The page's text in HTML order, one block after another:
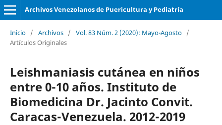
Archivos Venezolanos de Puericultura y Pediatría
Inicio / Archivos / Vol. 83 Núm. 2 (2020): Mayo-Agosto /
Artículos Originales
Leishmaniasis cutánea en niños
entre 0-10 años. Instituto de
Biomedicina Dr. Jacinto Convit.
Caracas-Venezuela. 2012-2019